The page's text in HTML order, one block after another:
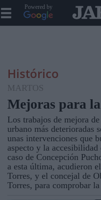
Powered by
Histórico
MARTOS
Mejoras para
Los trabajos de mejora
urbano más deterioradas
unas intervenciones que
aspecto y la accesibilidad
caso de Concepción
a esta última, acudieron
Torres, y el concejal de
Torres, para comprobar